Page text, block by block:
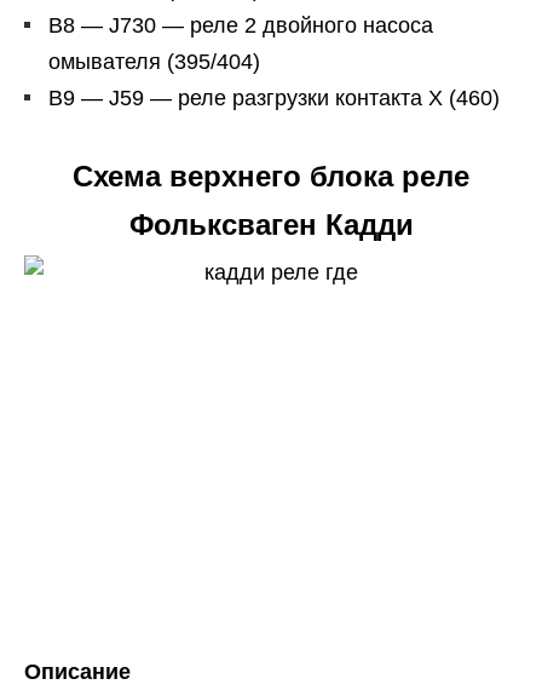
B8 — J730 — реле 2 двойного насоса
омывателя (395/404)
B9 — J59 — реле разгрузки контакта X (460)
Схема верхнего блока реле
Фольксваген Кадди
Описание